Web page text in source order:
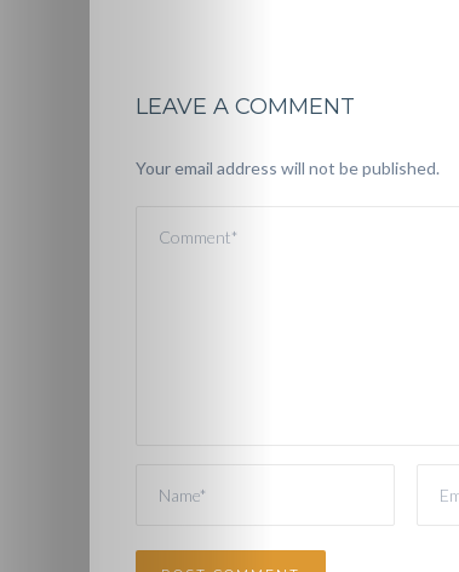
LEAVE A COMMENT
Your email address will not be published.